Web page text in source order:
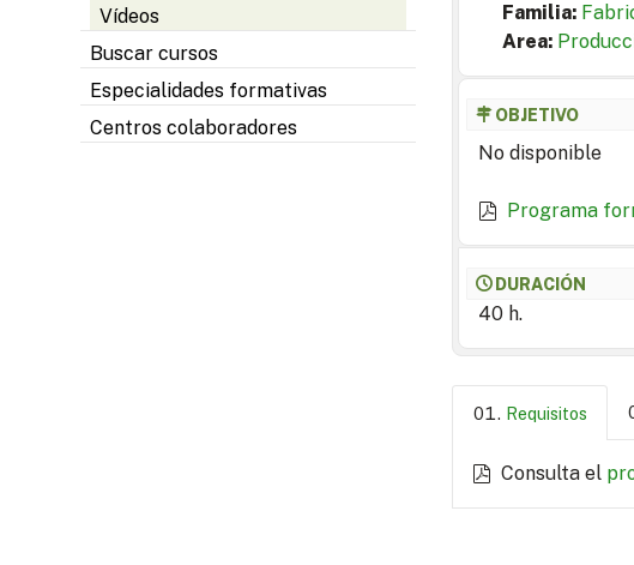
Vídeos
Buscar cursos
Especialidades formativas
Centros colaboradores
Familia:
Area:
OBJETIVO
No disponible
Programa
DURACIÓN
40 h.
Requisitos
Consulta el